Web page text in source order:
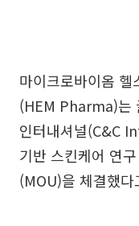
마이크로바이옴
(HEM Pharma)는
인터내셔널(C&C
기반 스킨케어 연
(MOU)을 체결했